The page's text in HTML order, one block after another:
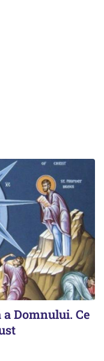
Domnului. Ce